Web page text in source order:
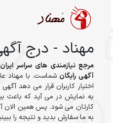
مهناد - درج
مرجع نیازمندی های سراسر ایران
آگهی رایگان شماست. با مهناد
اختیار کاربران قرار می دهد
به نمایش در می آید که باعث
کارتان می شود. پس همین
به ما سفارش بدید و نتیجه را